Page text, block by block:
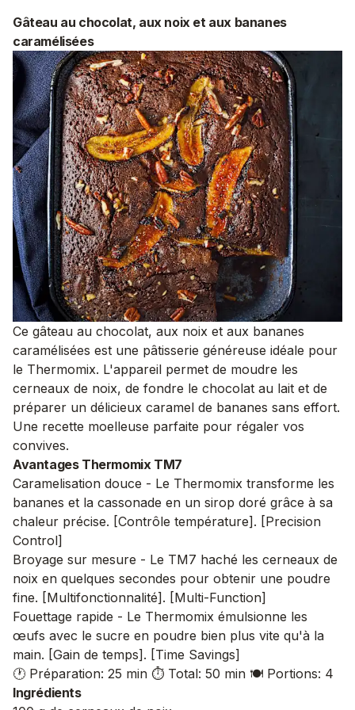
Gâteau au chocolat, aux noix et aux bananes
caramélisées
Ce gâteau au chocolat, aux noix et aux bananes
caramélisées est une pâtisserie généreuse idéale pour
le Thermomix. L'appareil permet de moudre les
cerneaux de noix, de fondre le chocolat au lait et de
préparer un délicieux caramel de bananes sans effort.
Une recette moelleuse parfaite pour régaler vos
convives.
Avantages Thermomix TM7
Caramelisation douce - Le Thermomix transforme les
bananes et la cassonade en un sirop doré grâce à sa
chaleur précise. [Contrôle température]. [Precision
Control]
Broyage sur mesure - Le TM7 haché les cerneaux de
noix en quelques secondes pour obtenir une poudre
fine. [Multifonctionnalité]. [Multi-Function]
Fouettage rapide - Le Thermomix émulsionne les
œufs avec le sucre en poudre bien plus vite qu'à la
main. [Gain de temps]. [Time Savings]
🕐 Préparation: 25 min ⏱️ Total: 50 min 🍽️ Portions: 4
Ingrédients